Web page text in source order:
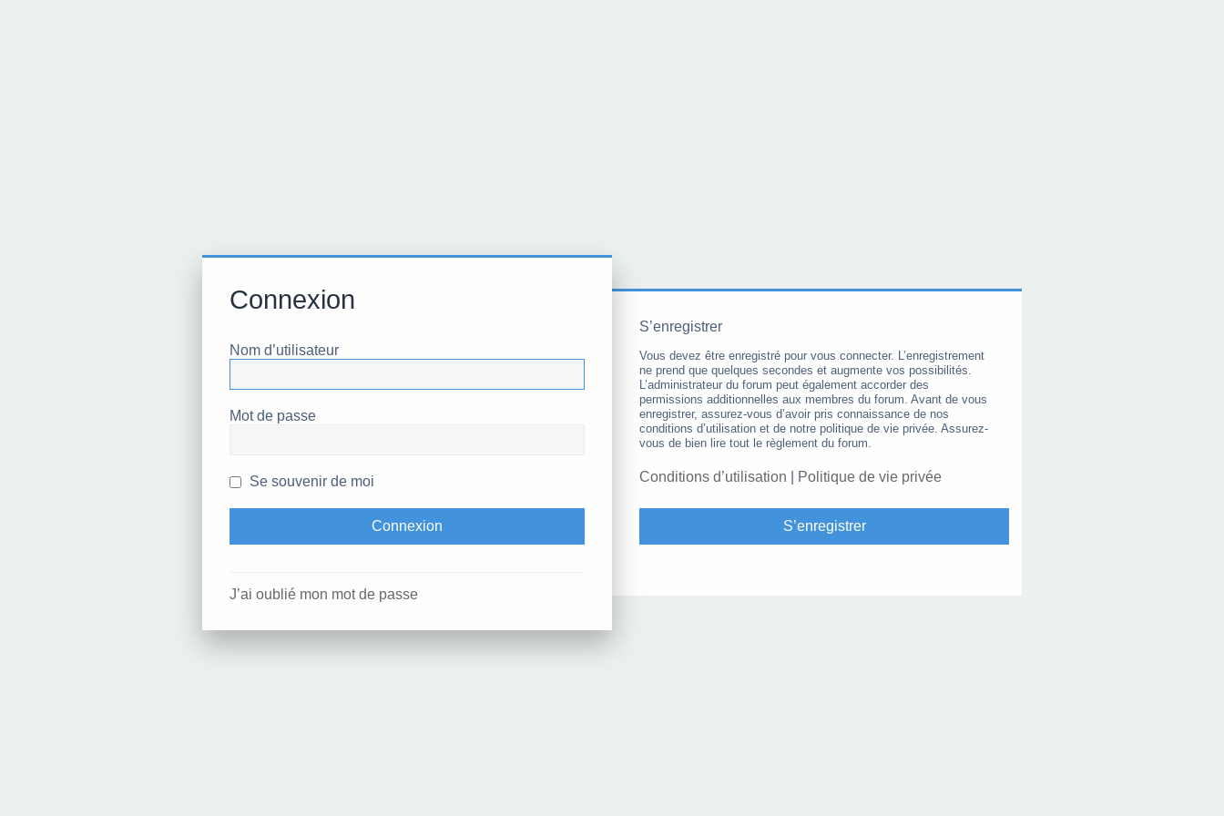
Connexion
Nom d’utilisateur
Mot de passe
Se souvenir de moi
J’ai oublié mon mot de passe
S’enregistrer
Vous devez être enregistré pour vous connecter. L’enregistrement
ne prend que quelques secondes et augmente vos possibilités.
L’administrateur du forum peut également accorder des
permissions additionnelles aux membres du forum. Avant de vous
enregistrer, assurez-vous d’avoir pris connaissance de nos
conditions d’utilisation et de notre politique de vie privée. Assurez-
vous de bien lire tout le règlement du forum.
Conditions d’utilisation Politique de vie privée
S’enregistrer